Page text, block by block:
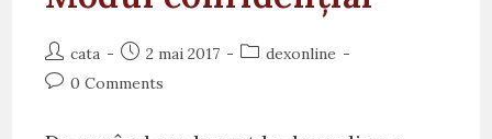
Post
author:
cata
Post
published:
2 mai 2017
Postdexonline
Post0 Comments